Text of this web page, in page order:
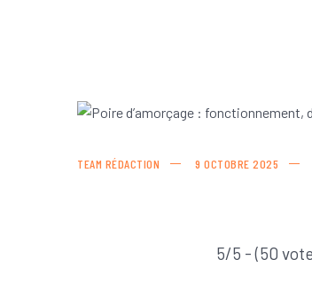
TEAM RÉDACTION 9 OCTOBRE 2025
5/5 - (50